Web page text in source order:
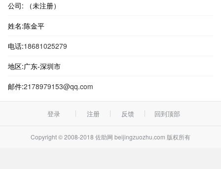
公司: （未注册）
姓名:陈金平
电话:18681025279
地区:广东-深圳市
邮件:2178979153@qq.com
登录 注册 反馈 回到顶部
Copyright © 2008-2018 佐助网 beijingzuozhu.com 版权所有